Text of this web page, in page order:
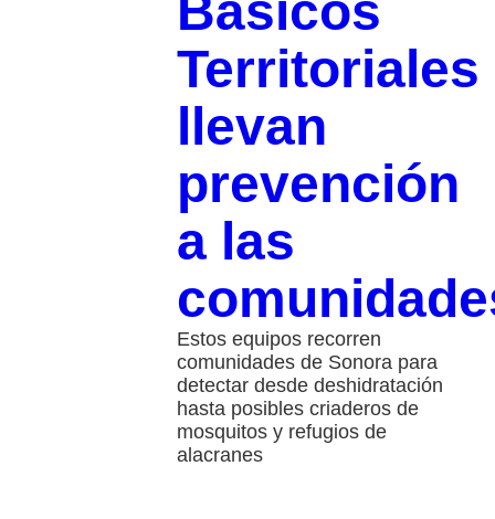
Básicos
Territoriales
llevan
prevención
a las
Estos equipos recorren
comunidades de Sonora para
detectar desde deshidratación
hasta posibles criaderos de
mosquitos y refugios de
alacranes